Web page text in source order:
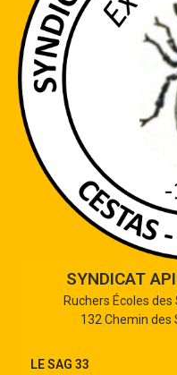
SYNDICAT
Ruchers Écoles
132 Chemin des
LE SAG 33